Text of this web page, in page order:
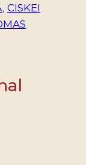
, CISKEI